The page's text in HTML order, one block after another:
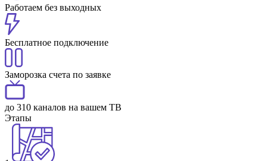
Работаем без выходных
Бесплатное подключение
Заморозка счета по заявке
до 310 каналов на вашем ТВ
Этапы